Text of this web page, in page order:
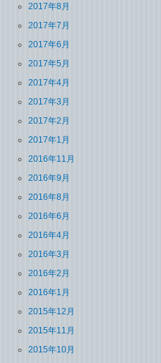
2017年8月
2017年7月
2017年6月
2017年5月
2017年4月
2017年3月
2017年2月
2017年1月
2016年11月
2016年9月
2016年8月
2016年6月
2016年4月
2016年3月
2016年2月
2016年1月
2015年12月
2015年11月
2015年10月